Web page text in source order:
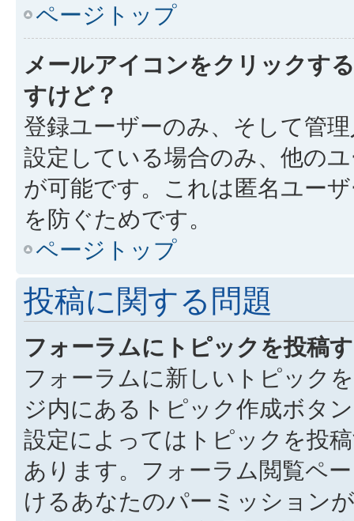
ページトップ
メールアイコンをクリックす
すけど？
登録ユーザーのみ、そして管
設定している場合のみ、他の
が可能です。これは匿名ユー
を防ぐためです。
ページトップ
投稿に関する問題
フォーラムにトピックを投稿
フォーラムに新しいトピック
ジ内にあるトピック作成ボタ
設定によってはトピックを投
あります。フォーラム閲覧ペ
けるあなたのパーミッション